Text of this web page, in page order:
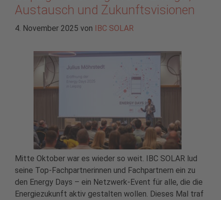
Austausch und Zukunftsvisionen
4. November 2025 von IBC SOLAR
Mitte Oktober war es wieder so weit. IBC SOLAR lud
seine Top-Fachpartnerinnen und Fachpartnern ein zu
den Energy Days – ein Netzwerk-Event für alle, die die
Energiezukunft aktiv gestalten wollen. Dieses Mal traf